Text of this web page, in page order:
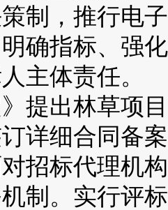
制，推行电
确指标、强
主体责任。
出林草项目
详细合同备
招标代理机
制。实行评